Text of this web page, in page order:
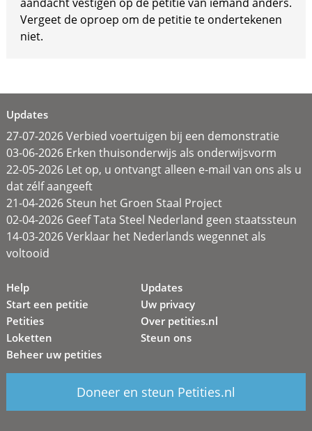
Vergeet de oproep om de petitie te ondertekenen
niet.
Updates
27-07-2026 Verbied voertuigen bij een demonstratie
03-06-2026 Erken thuisonderwijs als onderwijsvorm
22-05-2026 Let op, u ontvangt alleen e-mail van ons als u
dat zélf aangeeft
21-04-2026 Steun het Groen Staal Project
02-04-2026 Geef Tata Steel Nederland geen staatssteun
14-03-2026 Verklaar het Nederlands wegennet als
voltooid
Help
Start een petitie
Petities
Loketten
Beheer uw petities
Updates
Uw privacy
Over petities.nl
Steun ons
Doneer en steun Petities.nl